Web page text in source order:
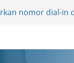
nomor dial-in